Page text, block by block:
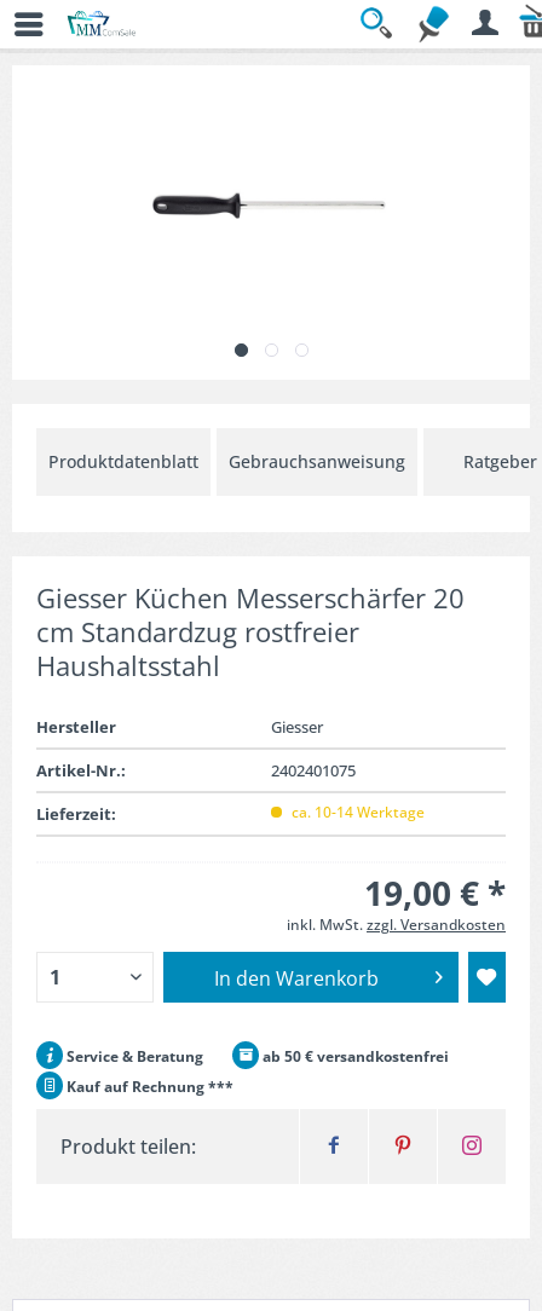
Übersicht
Produktdatenblatt Gebrauchsanweisung Ratgeber
Giesser Küchen Messerschärfer 20
cm Standardzug rostfreier
Haushaltsstahl
Hersteller
Giesser
Artikel-Nr.:
2402401075
Lieferzeit:
ca. 10-14 Werktage
19,00 € *
inkl. MwSt.zzgl. Versandkosten
In den Warenkorb
Service & Beratung
ab 50 € versandkostenfrei
Kauf auf Rechnung ***
Produkt teilen: